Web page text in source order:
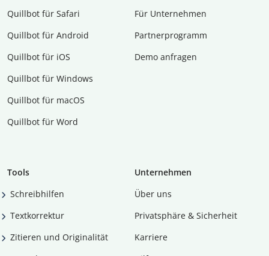
Quillbot für Safari
Quillbot für Android
Quillbot für iOS
Quillbot für Windows
Quillbot für macOS
Quillbot für Word
Für Unternehmen
Partnerprogramm
Demo anfragen
Tools
Schreibhilfen
Textkorrektur
Zitieren und Originalität
Unternehmen
Über uns
Privatsphäre & Sicherheit
Karriere